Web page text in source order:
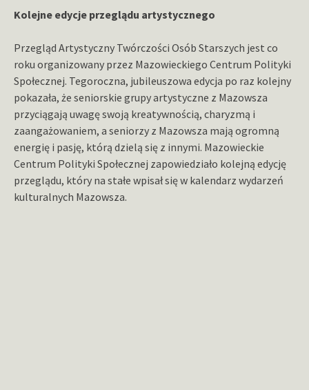
Kolejne edycje przeglądu artystycznego
Przegląd Artystyczny Twórczości Osób Starszych jest co
roku organizowany przez Mazowieckiego Centrum Polityki
Społecznej. Tegoroczna, jubileuszowa edycja po raz kolejny
pokazała, że seniorskie grupy artystyczne z Mazowsza
przyciągają uwagę swoją kreatywnością, charyzmą i
zaangażowaniem, a seniorzy z Mazowsza mają ogromną
energię i pasję, którą dzielą się z innymi. Mazowieckie
Centrum Polityki Społecznej zapowiedziało kolejną edycję
przeglądu, który na stałe wpisał się w kalendarz wydarzeń
kulturalnych Mazowsza.